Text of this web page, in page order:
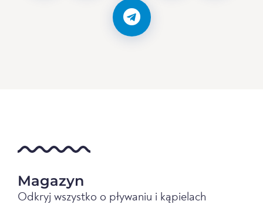
Magazyn
Odkryj wszystko o pływaniu i kąpielach